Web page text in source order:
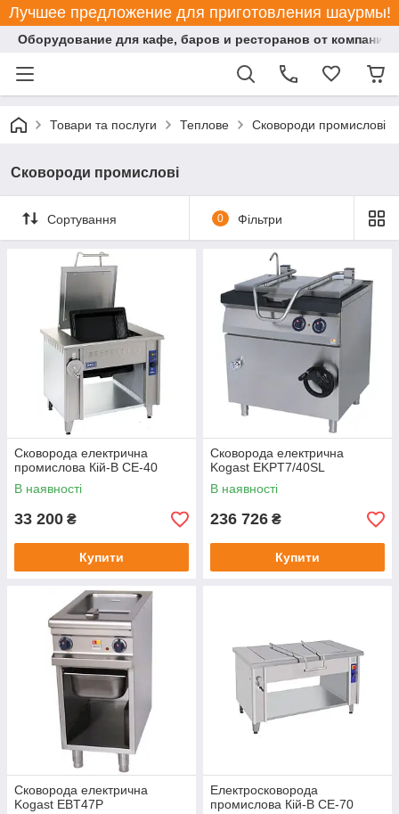
Лучшее предложение для приготовления шаурмы!
Оборудование для кафе, баров и ресторанов от компании
Товари та послуги Теплове Сковороди промислові
Сковороди промислові
Сортування 0 Фільтри
Сковорода електрична
промислова Кій-В СЕ-40
В наявності
33 200 ₴
Купити
Сковорода електрична
Kogast EKPT7/40SL
В наявності
236 726 ₴
Купити
Сковорода електрична
Kogast EBT47P
Електросковорода
промислова Кій-В СЕ-70